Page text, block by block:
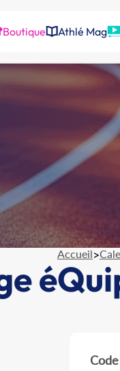
Boutique Athlé Mag
Accueil>